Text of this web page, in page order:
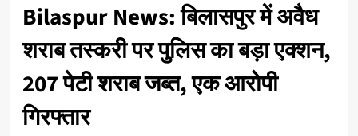
Bilaspur News: बिलासपुर में अवैध
शराब तस्करी पर पुलिस का बड़ा एक्शन,
207 पेटी शराब जब्त, एक आरोपी
गिरफ्तार